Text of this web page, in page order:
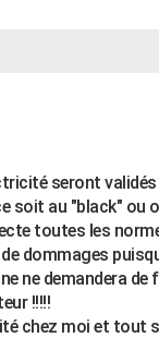
seront
soit au "black" ou
toutes les
dommages
ne demandera
!!!!!
chez moi et tout